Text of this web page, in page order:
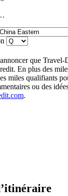
que Travel-
En plus des
miles qualifiants
ou des
.